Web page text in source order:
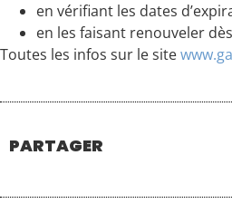
en vérifiant les dates
en les faisant renouveler
Toutes les infos sur le site
PARTAGER